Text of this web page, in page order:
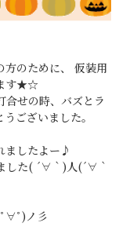
のために、 仮装用
す★☆
合せの時、バズとラ
ございました。
ましたよー♪
した( ´∀｀)人(´∀｀
∀ﾟ)ノ彡